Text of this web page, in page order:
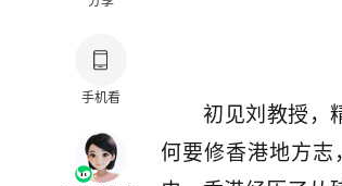
手机看
初见刘教授，
何要修香港地方